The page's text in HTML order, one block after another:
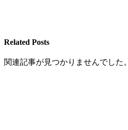
Related Posts
関連記事が見つかりませんでした。